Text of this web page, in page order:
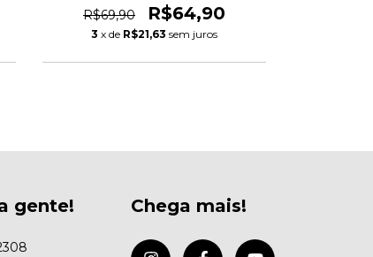
R$69,90 R$64,90
3 x de R$21,63 sem juros
gente! Chega mais!